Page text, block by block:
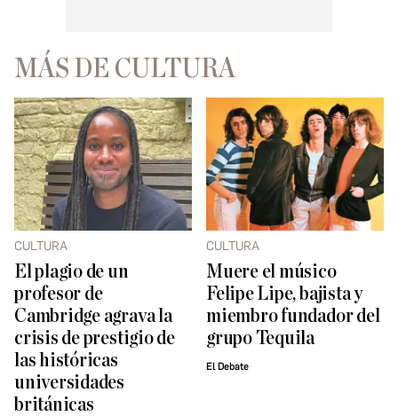
MÁS DE CULTURA
CULTURA
El plagio de un
profesor de
Cambridge agrava la
crisis de prestigio de
las históricas
universidades
británicas
CULTURA
Muere el músico
Felipe Lipe, bajista y
miembro fundador del
grupo Tequila
El Debate